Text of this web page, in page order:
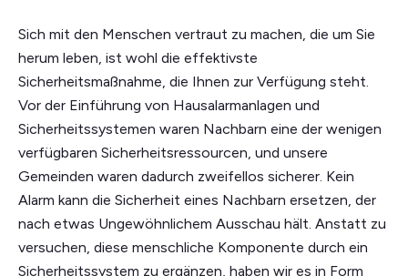
Sich mit den Menschen vertraut zu machen, die um Sie
herum leben, ist wohl die effektivste
Sicherheitsmaßnahme, die Ihnen zur Verfügung steht.
Vor der Einführung von Hausalarmanlagen und
Sicherheitssystemen waren Nachbarn eine der wenigen
verfügbaren Sicherheitsressourcen, und unsere
Gemeinden waren dadurch zweifellos sicherer. Kein
Alarm kann die Sicherheit eines Nachbarn ersetzen, der
nach etwas Ungewöhnlichem Ausschau hält. Anstatt zu
versuchen, diese menschliche Komponente durch ein
Sicherheitssystem zu ergänzen, haben wir es in Form